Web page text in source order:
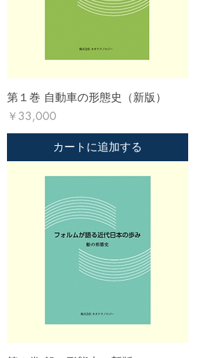
第１巻 自動車の形態史（新版）
価格
￥33,000
カートに追加する